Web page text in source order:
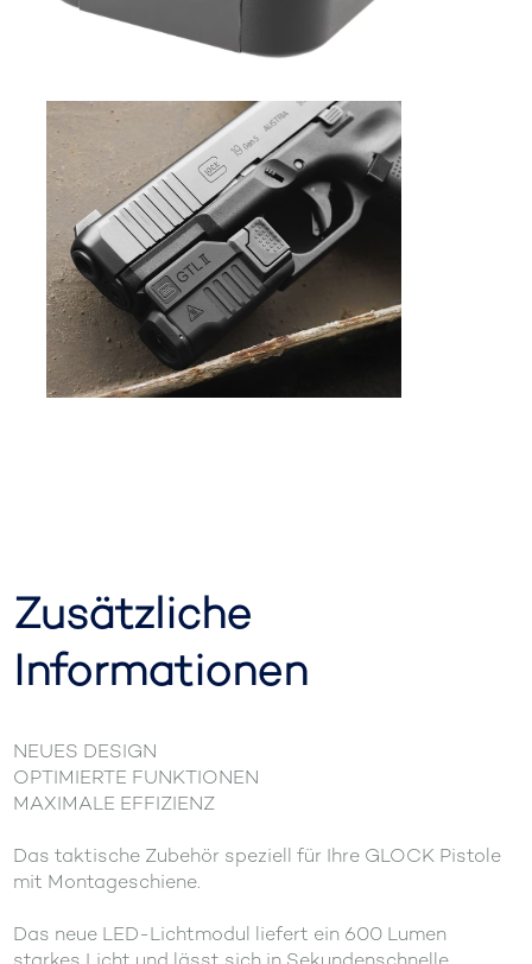
Zusätzliche
Informationen
NEUES DESIGN
OPTIMIERTE FUNKTIONEN
MAXIMALE EFFIZIENZ
Das taktische Zubehör speziell für Ihre GLOCK Pistole
mit Montageschiene.
Das neue LED-Lichtmodul liefert ein 600 Lumen